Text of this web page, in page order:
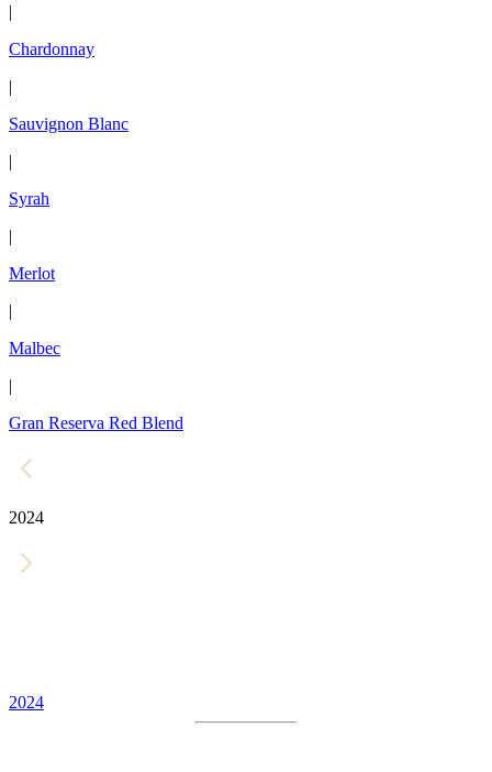
|
Chardonnay
|
Sauvignon Blanc
|
Syrah
|
Merlot
|
Malbec
|
Gran Reserva Red Blend
2024
2024